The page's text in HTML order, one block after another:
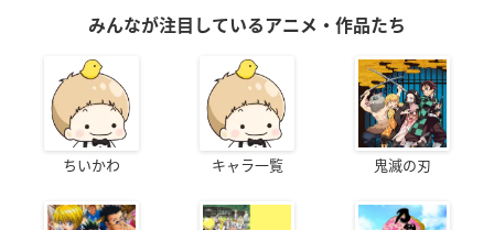
みんなが注目しているアニメ・作品たち
ちいかわ キャラ一覧 鬼滅の刃